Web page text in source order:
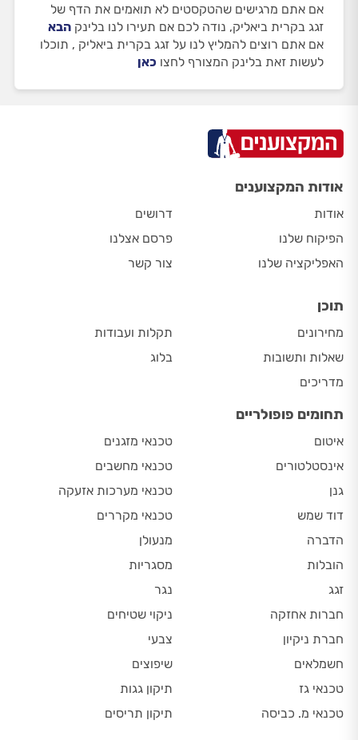
אם אתם מרגישים שהטקסטים לא תואמים את הדף של
זגג בקרית ביאליק, נודה לכם אם תעירו לנו בלינק הבא
אם אתם רוצים להמליץ לנו על זגג בקרית ביאליק , תוכלו
לעשות זאת בלינק המצורף לחצו כאן
אודות המקצוענים
אודות
הפיקוח שלנו
האפליקציה שלנו
דרושים
פרסם אצלנו
צור קשר
תוכן
מחירונים
שאלות ותשובות
מדריכים
תקלות ועבודות
בלוג
תחומים פופולריים
איטום
אינסטלטורים
גנן
דוד שמש
הדברה
הובלות
זגג
חברות אחזקה
חברת ניקיון
חשמלאים
טכנאי גז
טכנאי מ. כביסה
טכנאי מזגנים
טכנאי מחשבים
טכנאי מערכות אזעקה
טכנאי מקררים
מנעולן
מסגריות
נגר
ניקוי שטיחים
צבעי
שיפוצים
תיקון גגות
תיקון תריסים